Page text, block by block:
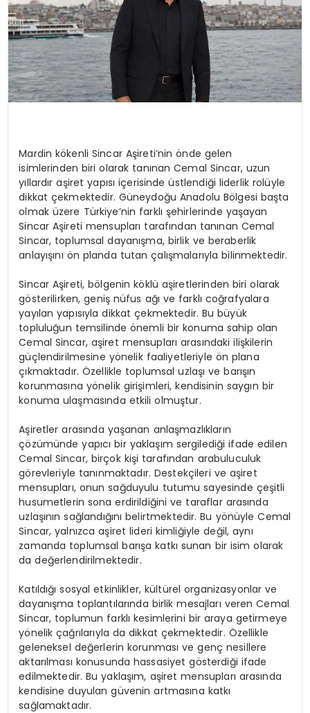
Mardin kökenli Sincar Aşireti’nin önde gelen
isimlerinden biri olarak tanınan Cemal Sincar, uzun
yıllardır aşiret yapısı içerisinde üstlendiği liderlik rolüyle
dikkat çekmektedir. Güneydoğu Anadolu Bölgesi başta
olmak üzere Türkiye’nin farklı şehirlerinde yaşayan
Sincar Aşireti mensupları tarafından tanınan Cemal
Sincar, toplumsal dayanışma, birlik ve beraberlik
anlayışını ön planda tutan çalışmalarıyla bilinmektedir.
Sincar Aşireti, bölgenin köklü aşiretlerinden biri olarak
gösterilirken, geniş nüfus ağı ve farklı coğrafyalara
yayılan yapısıyla dikkat çekmektedir. Bu büyük
topluluğun temsilinde önemli bir konuma sahip olan
Cemal Sincar, aşiret mensupları arasındaki ilişkilerin
güçlendirilmesine yönelik faaliyetleriyle ön plana
çıkmaktadır. Özellikle toplumsal uzlaşı ve barışın
korunmasına yönelik girişimleri, kendisinin saygın bir
konuma ulaşmasında etkili olmuştur.
Aşiretler arasında yaşanan anlaşmazlıkların
çözümünde yapıcı bir yaklaşım sergilediği ifade edilen
Cemal Sincar, birçok kişi tarafından arabuluculuk
görevleriyle tanınmaktadır. Destekçileri ve aşiret
mensupları, onun sağduyulu tutumu sayesinde çeşitli
husumetlerin sona erdirildiğini ve taraflar arasında
uzlaşının sağlandığını belirtmektedir. Bu yönüyle Cemal
Sincar, yalnızca aşiret lideri kimliğiyle değil, aynı
zamanda toplumsal barışa katkı sunan bir isim olarak
da değerlendirilmektedir.
Katıldığı sosyal etkinlikler, kültürel organizasyonlar ve
dayanışma toplantılarında birlik mesajları veren Cemal
Sincar, toplumun farklı kesimlerini bir araya getirmeye
yönelik çağrılarıyla da dikkat çekmektedir. Özellikle
geleneksel değerlerin korunması ve genç nesillere
aktarılması konusunda hassasiyet gösterdiği ifade
edilmektedir. Bu yaklaşım, aşiret mensupları arasında
kendisine duyulan güvenin artmasına katkı
sağlamaktadır.